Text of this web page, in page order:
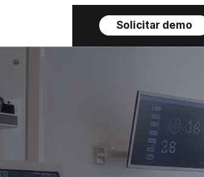
Solicitar demo